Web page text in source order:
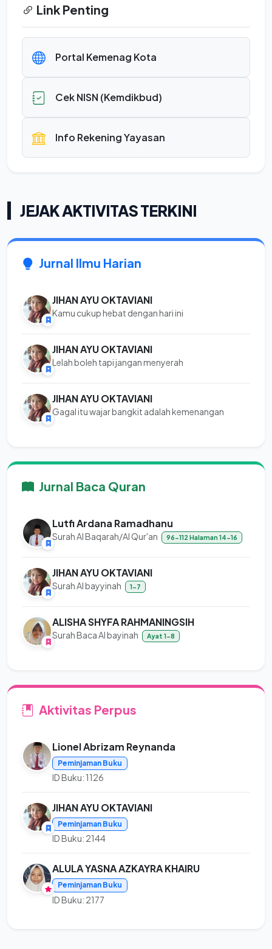
Link Penting
Portal Kemenag Kota
Cek NISN (Kemdikbud)
Info Rekening Yayasan
JEJAK AKTIVITAS TERKINI
Jurnal Ilmu Harian
JIHAN AYU OKTAVIANI
Kamu cukup hebat dengan hari ini
JIHAN AYU OKTAVIANI
Lelah boleh tapi jangan menyerah
JIHAN AYU OKTAVIANI
Gagal itu wajar bangkit adalah kemenangan
Jurnal Baca Quran
Lutfi Ardana Ramadhanu
Surah Al Baqarah/Al Qur'an 96-112 Halaman 14-16
JIHAN AYU OKTAVIANI
Surah Al bayyinah 1-7
ALISHA SHYFA RAHMANINGSIH
Surah Baca Al bayinah Ayat 1-8
Aktivitas Perpus
Lionel Abrizam Reynanda
Peminjaman Buku
ID Buku: 1126
JIHAN AYU OKTAVIANI
Peminjaman Buku
ID Buku: 2144
ALULA YASNA AZKAYRA KHAIRU
Peminjaman Buku
ID Buku: 2177